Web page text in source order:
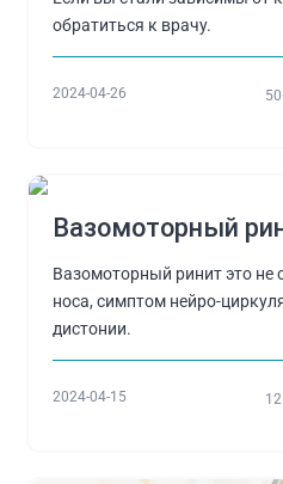
обратиться к врачу.
2024-04-26
Вазомоторный
Вазомоторный ринит это не
носа, симптом нейро-
дистонии.
2024-04-15